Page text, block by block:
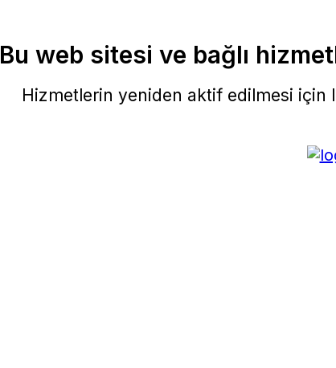
Bu web sitesi ve bağlı
Hizmetlerin yeniden aktif edilmesi için